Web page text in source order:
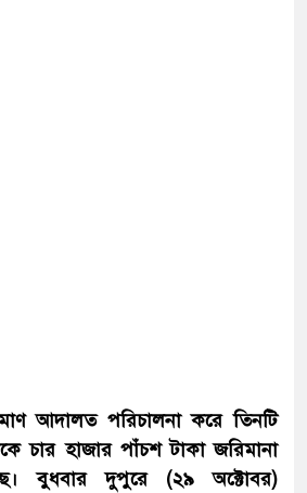
আদালত পরিচালনা করে তিনটি
চার হাজার পাঁচশ টাকা জরিমানা
বুধবার দুপুরে (২৯ অক্টোবর)